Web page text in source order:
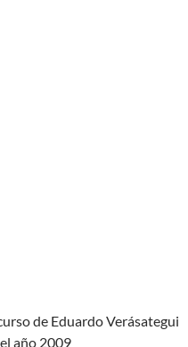
de Eduardo Verásategui
año 2009